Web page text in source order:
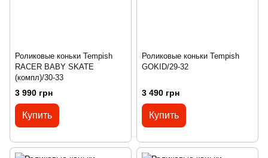
Роликовые коньки Tempish
RACER BABY SKATE
(компл)/30-33
3 990 грн
Купить
Роликовые коньки Tempish
GOKID/29-32
3 490 грн
Купить